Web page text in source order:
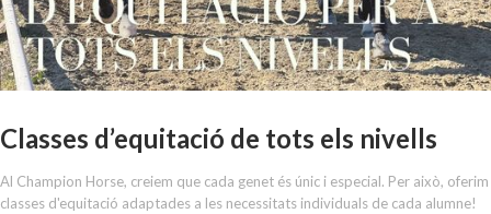
Classes d’equitació de tots els nivells
Al Champion Horse, creiem que cada genet és únic i especial. Per això, oferim
classes d'equitació adaptades a les necessitats individuals de cada alumne!